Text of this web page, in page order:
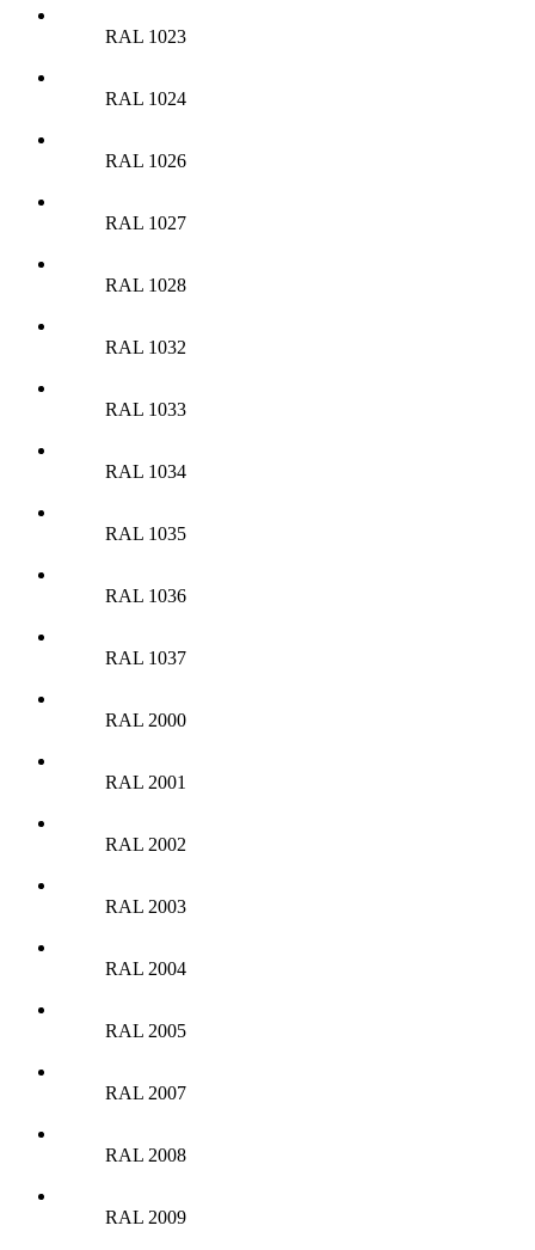
RAL 1023
RAL 1024
RAL 1026
RAL 1027
RAL 1028
RAL 1032
RAL 1033
RAL 1034
RAL 1035
RAL 1036
RAL 1037
RAL 2000
RAL 2001
RAL 2002
RAL 2003
RAL 2004
RAL 2005
RAL 2007
RAL 2008
RAL 2009